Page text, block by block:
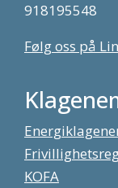
918195548
Følg oss på
KOFA